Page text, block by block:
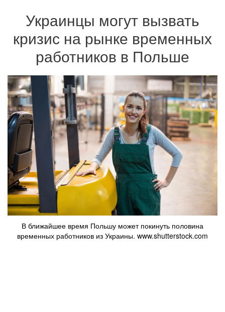
Украинцы могут вызвать
кризис на рынке временных
работников в Польше
В ближайшее время Польшу может покинуть половина
временных работников из Украины. www.shutterstock.com